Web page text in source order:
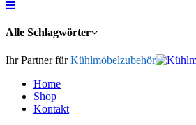
Alle Schlagwörter
Ihr Partner fürKühlmöbelzubehör
Home
Shop
Kontakt